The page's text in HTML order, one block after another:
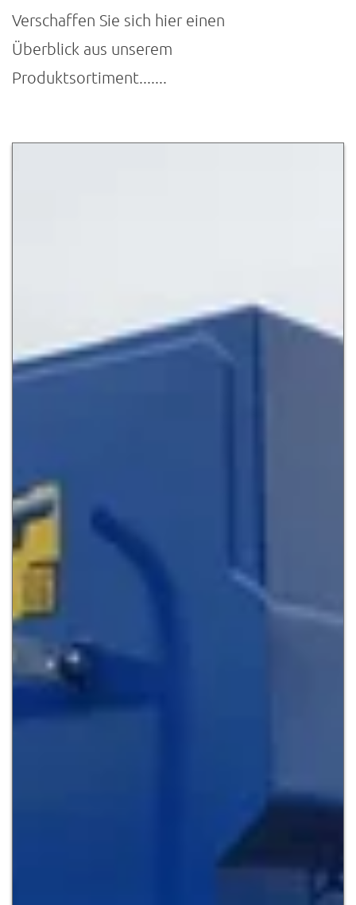
Verschaffen Sie sich hier einen
Überblick aus unserem
Produktsortiment.......